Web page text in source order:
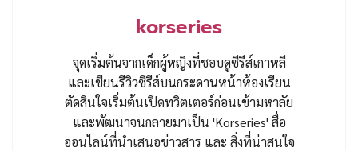
korseries
จุดเริ่มต้นจากเด็กผู้หญิงที่ชอบดูซีรีส์เกาหลี
และเขียนรีวิวซีรีส์บนกระดานหน้าห้องเรียน
ตัดสินใจเริ่มต้นเปิดทวิตเตอร์ก่อนเข้ามหาลัย
และพัฒนาจนกลายมาเป็น 'Korseries' สื่อ
ออนไลน์ที่นำเสนอข่าวสาร และ สิ่งที่น่าสนใจ